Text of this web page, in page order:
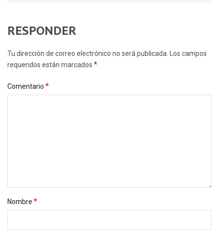
RESPONDER
Tu dirección de correo electrónico no será publicada. Los campos
requeridos están marcados *
Comentario *
Nombre *